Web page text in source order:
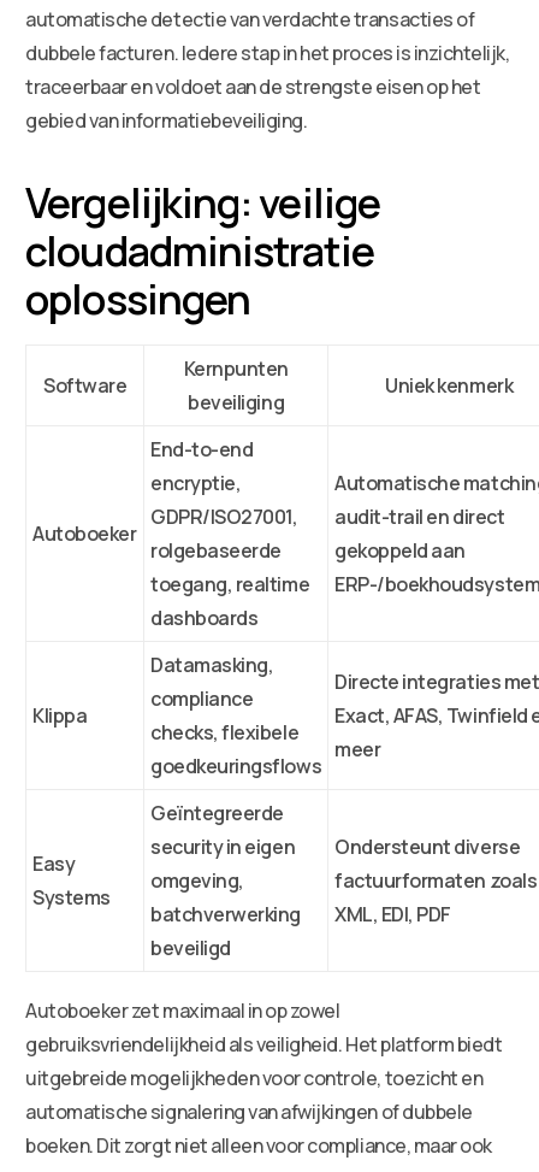
automatische detectie van verdachte transacties of
dubbele facturen. Iedere stap in het proces is inzichtelijk,
traceerbaar en voldoet aan de strengste eisen op het
gebied van informatiebeveiliging.
Vergelijking: veilige
cloudadministratie
oplossingen
Software
Kernpunten
beveiliging
Uniek kenmerk
Autoboeker
End-to-end
encryptie,
GDPR/ISO27001,
rolgebaseerde
toegang, realtime
dashboards
Automatische
audit-trail en direct
gekoppeld aan
ERP-/
Klippa
Datamasking,
compliance
checks, flexibele
goedkeuringsflows
Directe integraties met
Exact, AFAS, Twinfield
meer
Easy
Systems
Geïntegreerde
security in eigen
omgeving,
batchverwerking
beveiligd
Ondersteunt diverse
factuurformaten zoals
XML, EDI, PDF
Autoboeker zet maximaal in op zowel
gebruiksvriendelijkheid als veiligheid. Het platform biedt
uitgebreide mogelijkheden voor controle, toezicht en
automatische signalering van afwijkingen of dubbele
boeken. Dit zorgt niet alleen voor compliance, maar ook